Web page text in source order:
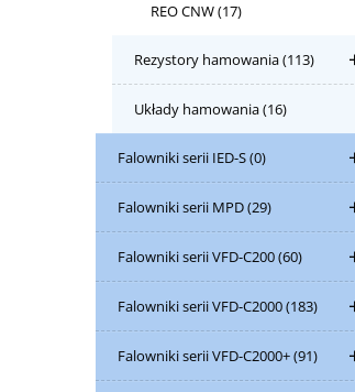
REO CNW(17)
Rezystory hamowania(113)
Układy hamowania(16)
Falowniki serii IED-S(0)
Falowniki serii MPD(29)
Falowniki serii VFD-C200(60)
Falowniki serii VFD-C2000(183)
Falowniki serii VFD-C2000+(91)